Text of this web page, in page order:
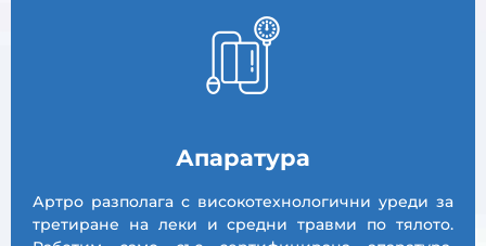
Апаратура
Артро разполага с високотехнологични уреди за
третиране на леки и средни травми по тялото.